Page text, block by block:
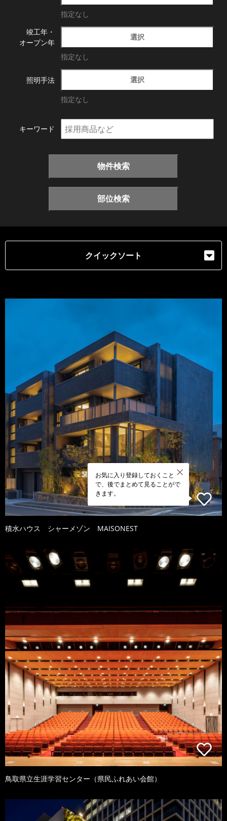
指定なし
竣工年・
オープン年
選択
指定なし
照明手法 選択
指定なし
キーワード
物件検索
部位検索
クイックソート
お気に入り登録しておくこと
で、後でまとめて見ることがで
きます。
積水ハウス シャーメゾン MAISONEST
鳥取県立生涯学習センター（県民ふれあい会館）